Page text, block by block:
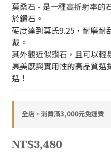
莫桑石 - 是一種高折射率的
於鑽石。
硬度達到莫氏9.25，耐磨耐
戴。
其外觀近似鑽石，且可以輕
具美感與實用性的高品質選
選！
全店，消費滿3,000元免運費
NT$3,480